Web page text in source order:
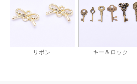
リボン キー＆ロック